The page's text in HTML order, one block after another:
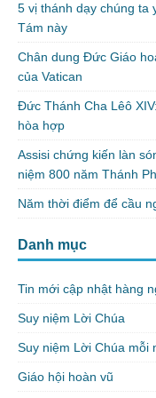
5 vị thánh dạy chúng ta
Tám này
Chân dung Đức Giáo
của Vatican
Đức Thánh Cha Lêô
hòa hợp
Assisi chứng kiến làn
niệm 800 năm Thánh
Năm thời điểm để cầu
Danh mục
Tin mới cập nhật hàng
Suy niệm Lời Chúa
Suy niệm Lời Chúa mỗi
Giáo hội hoàn vũ